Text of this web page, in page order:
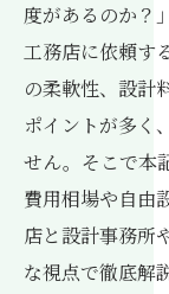
度があるのか？
工務店に依頼す
の柔軟性、設計
ポイントが多く
せん。そこで本
費用相場や自由
店と設計事務所
な視点で徹底解